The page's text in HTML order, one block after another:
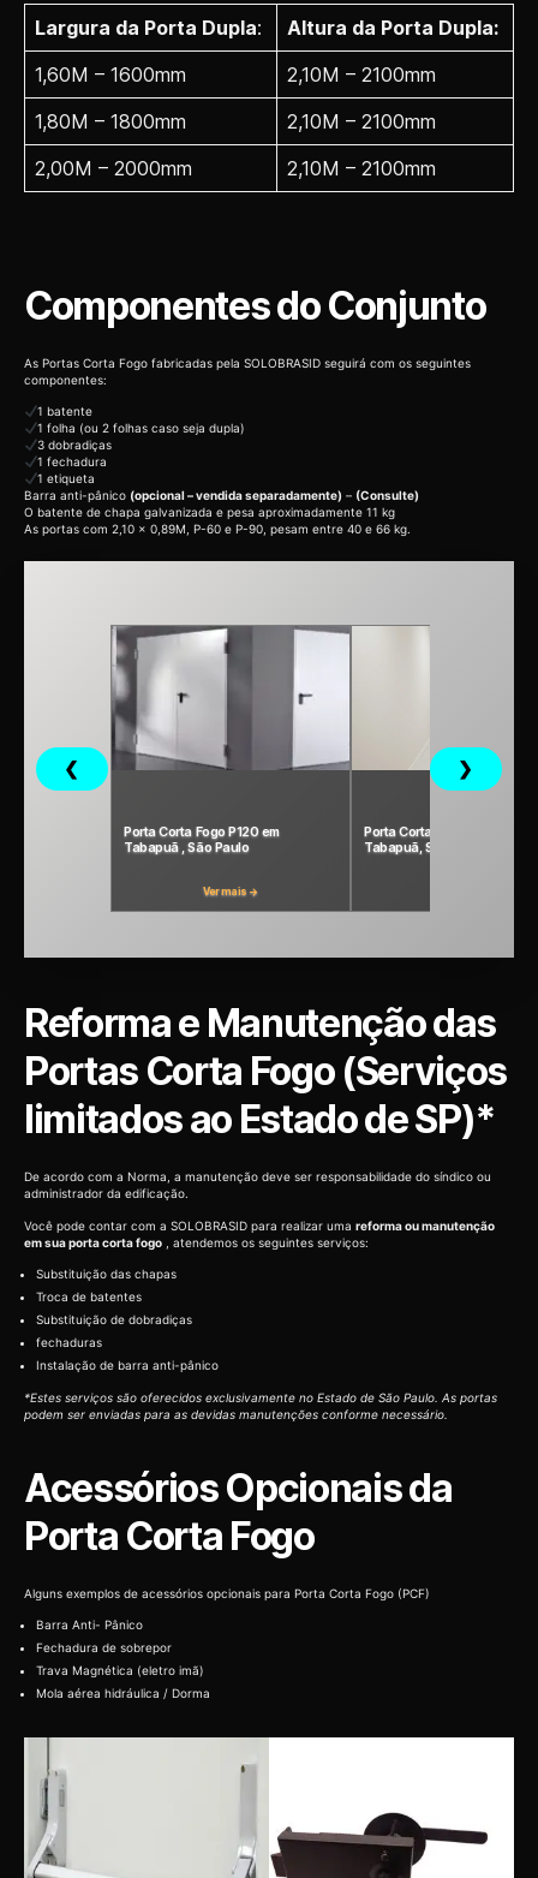
Largura da Porta Dupla:
Altura da Porta Dupla:
1,60M – 1600mm
2,10M – 2100mm
1,80M – 1800mm
2,10M – 2100mm
2,00M – 2000mm
2,10M – 2100mm
Componentes do Conjunto
As Portas Corta Fogo fabricadas pela SOLOBRASID seguirá com os seguintes
componentes:
1 batente
1 folha (ou 2 folhas caso seja dupla)
3 dobradiças
1 fechadura
1 etiqueta
Barra anti-pânico (opcional – vendida separadamente) – (Consulte)
O batente de chapa galvanizada e pesa aproximadamente 11 kg
As portas com 2,10 x 0,89M, P-60 e P-90, pesam entre 40 e 66 kg.
❮
Porta Corta Fogo P120 em
Tabapuã , São Paulo
Ver mais →
Porta Corta-Fogo P90 em
Tabapuã, São Paulo
❯
Reforma e Manutenção das
Portas Corta Fogo (Serviços
limitados ao Estado de SP)*
De acordo com a Norma, a manutenção deve ser responsabilidade do síndico ou
administrador da edificação.
Você pode contar com a SOLOBRASID para realizar uma reforma ou manutenção
em sua porta corta fogo , atendemos os seguintes serviços:
Substituição das chapas
Troca de batentes
Substituição de dobradiças
fechaduras
Instalação de barra anti-pânico
*Estes serviços são oferecidos exclusivamente no Estado de São Paulo. As portas
podem ser enviadas para as devidas manutenções conforme necessário.
Acessórios Opcionais da
Porta Corta Fogo
Alguns exemplos de acessórios opcionais para Porta Corta Fogo (PCF)
Barra Anti- Pânico
Fechadura de sobrepor
Trava Magnética (eletro imã)
Mola aérea hidráulica / Dorma